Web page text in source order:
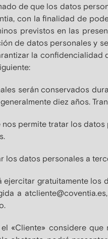
de que los datos
con la finalidad de
previstos en las
de datos personales y
la confidencialidad
serán conservados
diez años.
nos permite tratar los
los datos personales a
ejercitar gratuitamente
a
«Cliente» considere